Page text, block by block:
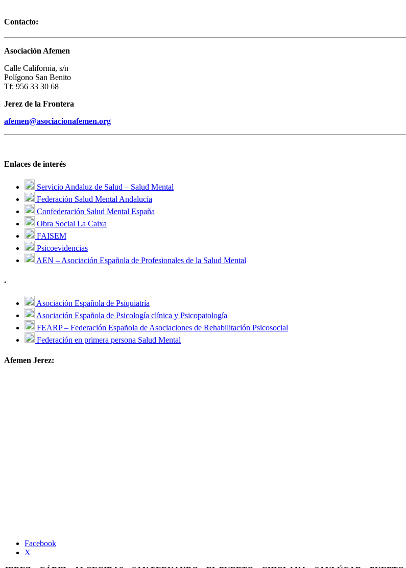
Contacto:
Asociación Afemen
Calle California, s/n
Polígono San Benito
Tf: 956 33 30 68
Jerez de la Frontera
afemen@asociacionafemen.org
Enlaces de interés
Servicio Andaluz de Salud – Salud Mental
Federación Salud Mental Andalucía
Confederación Salud Mental España
Obra Social La Caixa
FAISEM
Psicoevidencias
AEN – Asociación Española de Profesionales de la Salud Mental
.
Asociación Española de Psiquiatría
Asociación Española de Psicología clínica y Psicopatología
FEARP – Federación Española de Asociaciones de Rehabilitación Psicosocial
Federación en primera persona Salud Mental
Afemen Jerez:
Facebook
X